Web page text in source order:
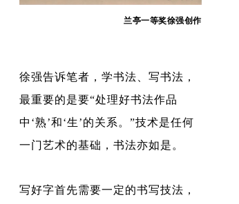
兰亭一等奖徐强创作
徐强告诉笔者，学书法、写书法，
最重要的是要“处理好书法作品
中‘熟’和‘生’的关系。”技术是任何
一门艺术的基础，书法亦如是。
写好字首先需要一定的书写技法，